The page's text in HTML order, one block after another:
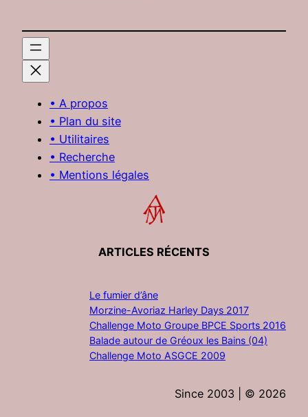
• A propos
• Plan du site
• Utilitaires
• Recherche
• Mentions légales
ARTICLES RÉCENTS
Le fumier d’âne
Morzine-Avoriaz Harley Days 2017
Challenge Moto Groupe BPCE Sports 2016
Balade autour de Gréoux les Bains (04)
Challenge Moto ASGCE 2009
Since 2003 | © 2026